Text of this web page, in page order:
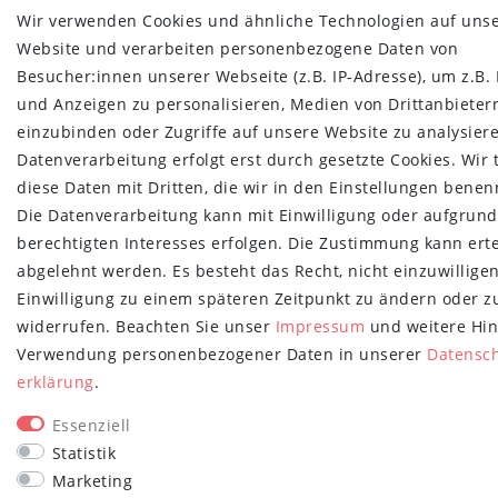
Wir verwenden Cookies und ähnliche Technologien auf
Website und verarbeiten personenbezogene Daten von
Besucher:innen unserer Webseite (z.B. IP-Adresse), um z.B.
und Anzeigen zu personalisieren, Medien von
einzubinden oder Zugriffe auf unsere Website zu
Datenverarbeitung erfolgt erst durch gesetzte Cookies. Wir
diese Daten mit Dritten, die wir in den Einstellungen
Die Datenverarbeitung kann mit Einwilligung oder
berechtigten Interesses erfolgen. Die Zustimmung kann
abgelehnt werden. Es besteht das Recht, nicht
Einwilligung zu einem späteren Zeitpunkt zu ändern oder
widerrufen. Beachten Sie unser Impressum und weitere
Verwendung personenbezogener Daten in unserer
erklärung.
Essenziell
Statistik
Marketing